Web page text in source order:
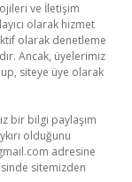
ve İletişim
olarak hizmet
olarak denetleme
Ancak, üyelerimiz
siteye üye olarak
bir bilgi paylaşım
olduğunu
adresine
sitemizden